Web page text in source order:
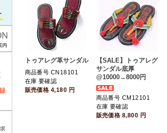
トゥアレグ革サンダル
商品番号 CN18101
在庫 要確認
販売価格 4,180 円
【SALE】トゥアレグ
サンダル底厚
@10000→8000円
商品番号 CM12101
在庫 要確認
販売価格 8,800 円